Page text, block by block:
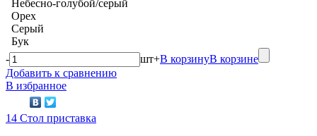
Небесно-голубой/серый
Орех
Серый
Бук
-
шт+В корзинуВ корзине
Добавить к сравнению
В избранное
14 Стол приставка